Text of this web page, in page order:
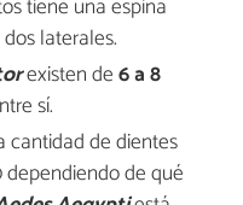
tiene una espina
laterales.
existen de6 a 8
sí.
cantidad de dientes
de qué